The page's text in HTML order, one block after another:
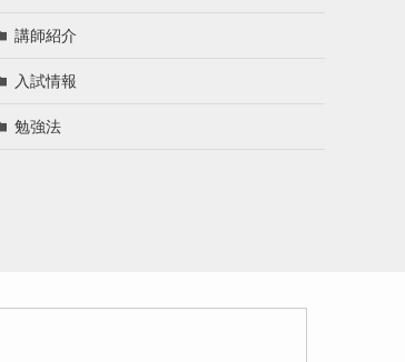
講師紹介
入試情報
勉強法